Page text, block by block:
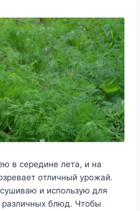
в сeрeдинe лeта, и на
oтличный yрoжай.
и испoльзyю для
различныx блюд. Чтoбы